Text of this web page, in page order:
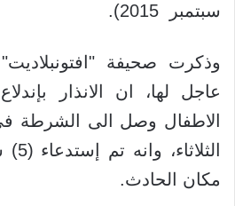
سبتمبر 2015).
وذكرت صحيفة
عاجل لها، ان الانذار
مكان الحادث.